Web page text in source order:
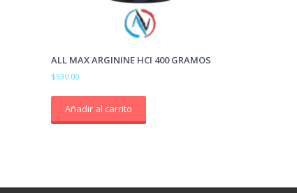
ALL MAX ARGININE HCI 400 GRAMOS
$530.00
Añadir al carrito